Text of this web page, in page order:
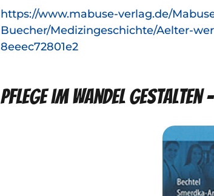
https://www.mabuse-verlag.de/
Buecher/Medizingeschichte/Aelter-
8eeec72801e2
Pflege im Wandel gestalten